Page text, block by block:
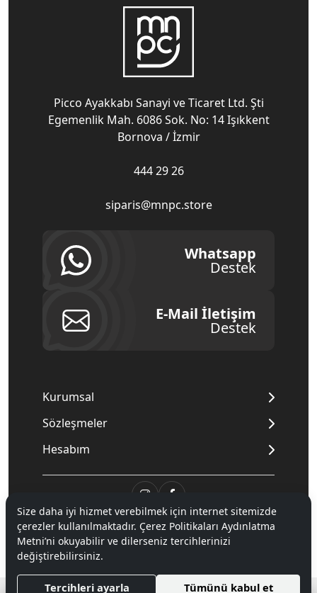
Picco Ayakkabı Sanayi ve Ticaret Ltd. Şti
Egemenlik Mah. 6086 Sok. No: 14 Işıkkent
Bornova / İzmir
444 29 26
siparis@mnpc.store
Whatsapp
Destek
E-Mail İletişim
Destek
Kurumsal
Sözleşmeler
Hesabım
© 2020Mnpc. Tüm hakları saklıdır.
Hipotenüs Yeni Nesil E-Ticaret Sistemleri ile Hazırlanmıştır.
Size daha iyi hizmet verebilmek için internet sitemizde
çerezler kullanılmaktadır. Çerez Politikaları Aydınlatma
Metni’ni okuyabilir ve dilerseniz tercihlerinizi
değiştirebilirsiniz.
Tercihleri ayarla Tümünü kabul et